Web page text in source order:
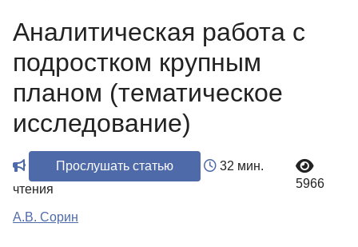
Аналитическая работа с
подростком крупным
планом (тематическое
исследование)
Прослушать статью
32 мин.
чтения
5966
А.В. Сорин